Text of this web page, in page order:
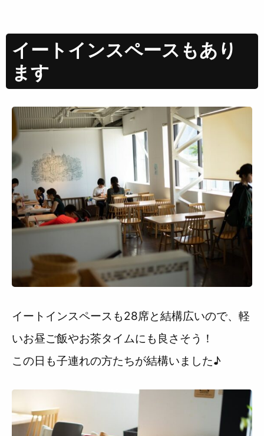
イートインスペースもあり
ます
イートインスペースも28席と結構広いので、軽
いお昼ご飯やお茶タイムにも良さそう！
この日も子連れの方たちが結構いました♪